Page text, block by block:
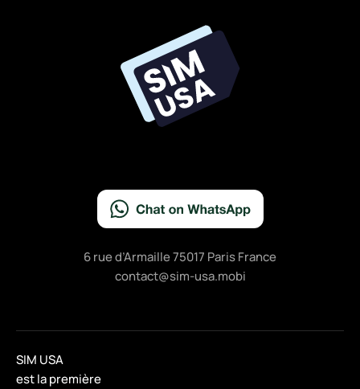
o
o
k
6 rue d’Armaille 75017 Paris France
contact@sim-usa.mobi
SIM USA
est la première